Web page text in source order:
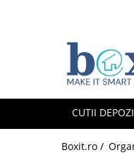
CUTII
Boxit.ro /